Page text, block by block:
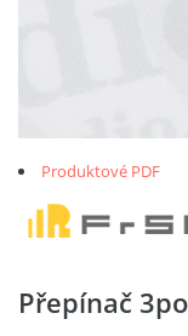
Produktové PDF
Přepínač